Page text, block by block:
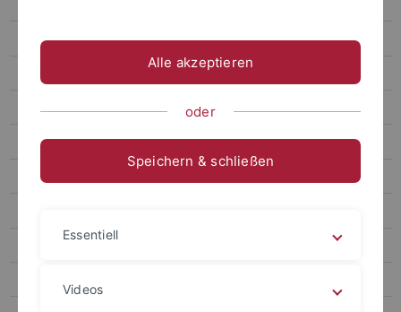
A3 (Dessì Schmid / Robert)
A6 (Worm)
Projektbereich C „Konzepte“
Alle akzeptieren
oder
Speichern & schließen
Essentiell
Videos